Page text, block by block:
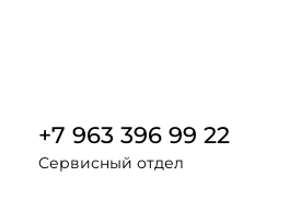
+7 963 396 99 22
Сервисный отдел